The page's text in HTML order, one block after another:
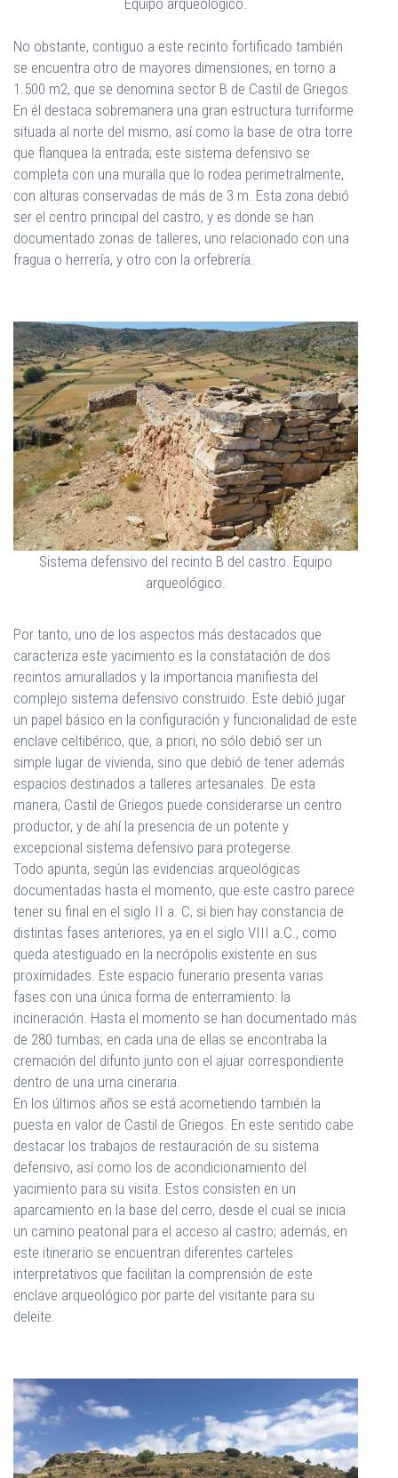
Equipo arqueológico.
No obstante, contiguo a este recinto fortificado también
se encuentra otro de mayores dimensiones, en torno a
1.500 m2, que se denomina sector B de Castil de Griegos.
En él destaca sobremanera una gran estructura turriforme
situada al norte del mismo, así como la base de otra torre
que flanquea la entrada; este sistema defensivo se
completa con una muralla que lo rodea perimetralmente,
con alturas conservadas de más de 3 m. Esta zona debió
ser el centro principal del castro, y es donde se han
documentado zonas de talleres, uno relacionado con una
fragua o herrería, y otro con la orfebrería.
Sistema defensivo del recinto B del castro. Equipo
arqueológico.
Por tanto, uno de los aspectos más destacados que
caracteriza este yacimiento es la constatación de dos
recintos amurallados y la importancia manifiesta del
complejo sistema defensivo construido. Este debió jugar
un papel básico en la configuración y funcionalidad de este
enclave celtibérico, que, a priori, no sólo debió ser un
simple lugar de vivienda, sino que debió de tener además
espacios destinados a talleres artesanales. De esta
manera, Castil de Griegos puede considerarse un centro
productor, y de ahí la presencia de un potente y
excepcional sistema defensivo para protegerse.
Todo apunta, según las evidencias arqueológicas
documentadas hasta el momento, que este castro parece
tener su final en el siglo II a. C, si bien hay constancia de
distintas fases anteriores, ya en el siglo VIII a.C., como
queda atestiguado en la necrópolis existente en sus
proximidades. Este espacio funerario presenta varias
fases con una única forma de enterramiento: la
incineración. Hasta el momento se han documentado más
de 280 tumbas; en cada una de ellas se encontraba la
cremación del difunto junto con el ajuar correspondiente
dentro de una urna cineraria.
En los últimos años se está acometiendo también la
puesta en valor de Castil de Griegos. En este sentido cabe
destacar los trabajos de restauración de su sistema
defensivo, así como los de acondicionamiento del
yacimiento para su visita. Estos consisten en un
aparcamiento en la base del cerro, desde el cual se inicia
un camino peatonal para el acceso al castro; además, en
este itinerario se encuentran diferentes carteles
interpretativos que facilitan la comprensión de este
enclave arqueológico por parte del visitante para su
deleite.